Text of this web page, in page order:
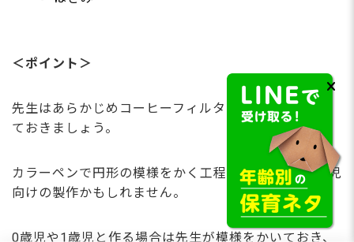
＜ポイント＞
先生はあらかじめコーヒーフィルターを丸くカットし
ておきましょう。
カラーペンで円形の模様をかく工程があるため、2歳児
向けの製作かもしれません。
0歳児や1歳児と作る場合は先生が模様をかいておき、